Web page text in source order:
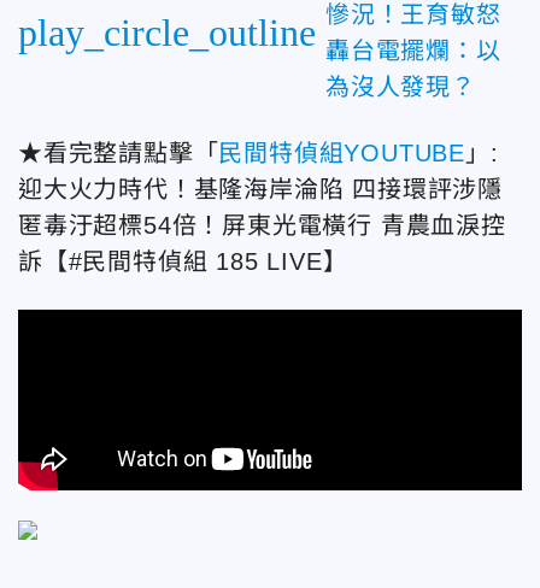
play_circle_outline 慘況！王育敏怒
轟台電擺爛：以
為沒人發現？
★看完整請點擊「民間特偵組YOUTUBE 」:
迎大火力時代！基隆海岸淪陷 四接環評涉隱
匿毒汙超標54倍！屏東光電橫行 青農血淚控
訴【#民間特偵組 185 LIVE】